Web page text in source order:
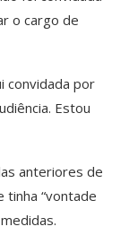
o cargo de
convidada por
Estou
anteriores de
tinha “vontade